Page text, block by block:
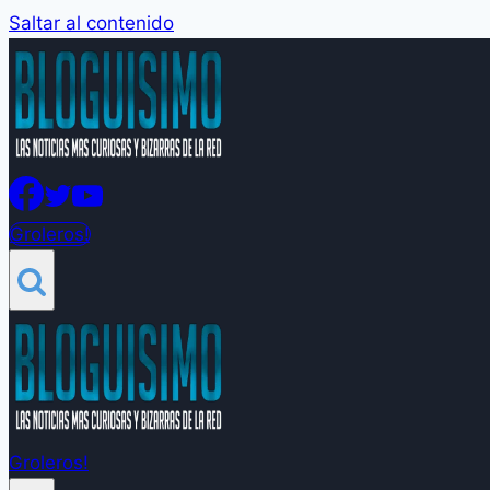
Saltar al contenido
Groleros!
Groleros!